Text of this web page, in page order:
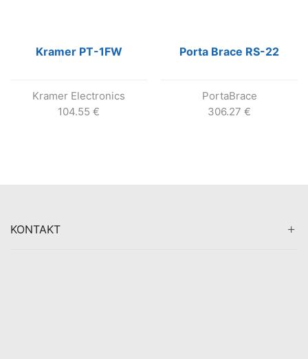
Kramer PT-1FW
Kramer Electronics
104.55 €
Porta Brace RS-22
PortaBrace
306.27 €
KONTAKT